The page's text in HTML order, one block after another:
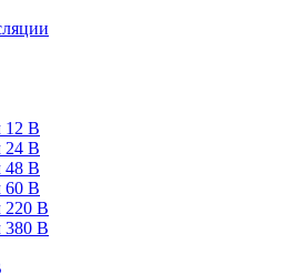
12 В
24 В
48 В
60 В
220 В
380 В